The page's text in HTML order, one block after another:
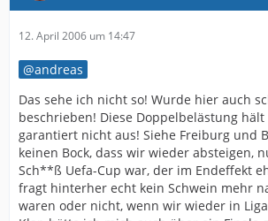
12. April 2006 um 14:47
andreas
Das sehe ich nicht so! Wurde hier auch
beschrieben! Diese Doppelbelästung hält
garantiert nicht aus! Siehe Freiburg und
keinen Bock, dass wir wieder absteigen,
Sch**ß Uefa-Cup war, der im Endeffekt
fragt hinterher echt kein Schwein mehr
waren oder nicht, wenn wir wieder in